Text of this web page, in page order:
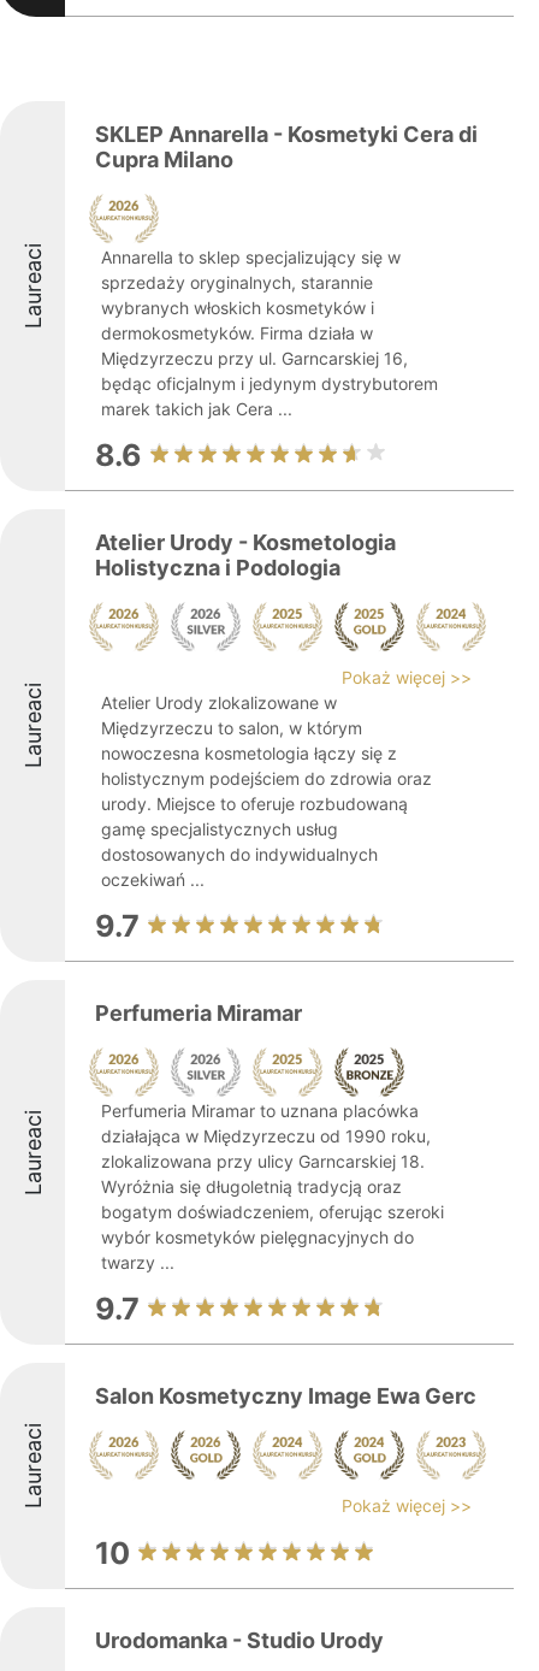
Laureaci
SKLEP Annarella - Kosmetyki Cera di
Cupra Milano
Annarella to sklep specjalizujący się w
sprzedaży oryginalnych, starannie
wybranych włoskich kosmetyków i
dermokosmetyków. Firma działa w
Międzyrzeczu przy ul. Garncarskiej 16,
będąc oficjalnym i jedynym dystrybutorem
marek takich jak Cera ...
8.6
Laureaci
Atelier Urody - Kosmetologia
Holistyczna i Podologia
Pokaż więcej >>
Atelier Urody zlokalizowane w
Międzyrzeczu to salon, w którym
nowoczesna kosmetologia łączy się z
holistycznym podejściem do zdrowia oraz
urody. Miejsce to oferuje rozbudowaną
gamę specjalistycznych usług
dostosowanych do indywidualnych
oczekiwań ...
9.7
Laureaci
Perfumeria Miramar
Perfumeria Miramar to uznana placówka
działająca w Międzyrzeczu od 1990 roku,
zlokalizowana przy ulicy Garncarskiej 18.
Wyróżnia się długoletnią tradycją oraz
bogatym doświadczeniem, oferując szeroki
wybór kosmetyków pielęgnacyjnych do
twarzy ...
9.7
Laureaci
Salon Kosmetyczny Image Ewa Gerc
Pokaż więcej >>
10
Urodomanka - Studio Urody